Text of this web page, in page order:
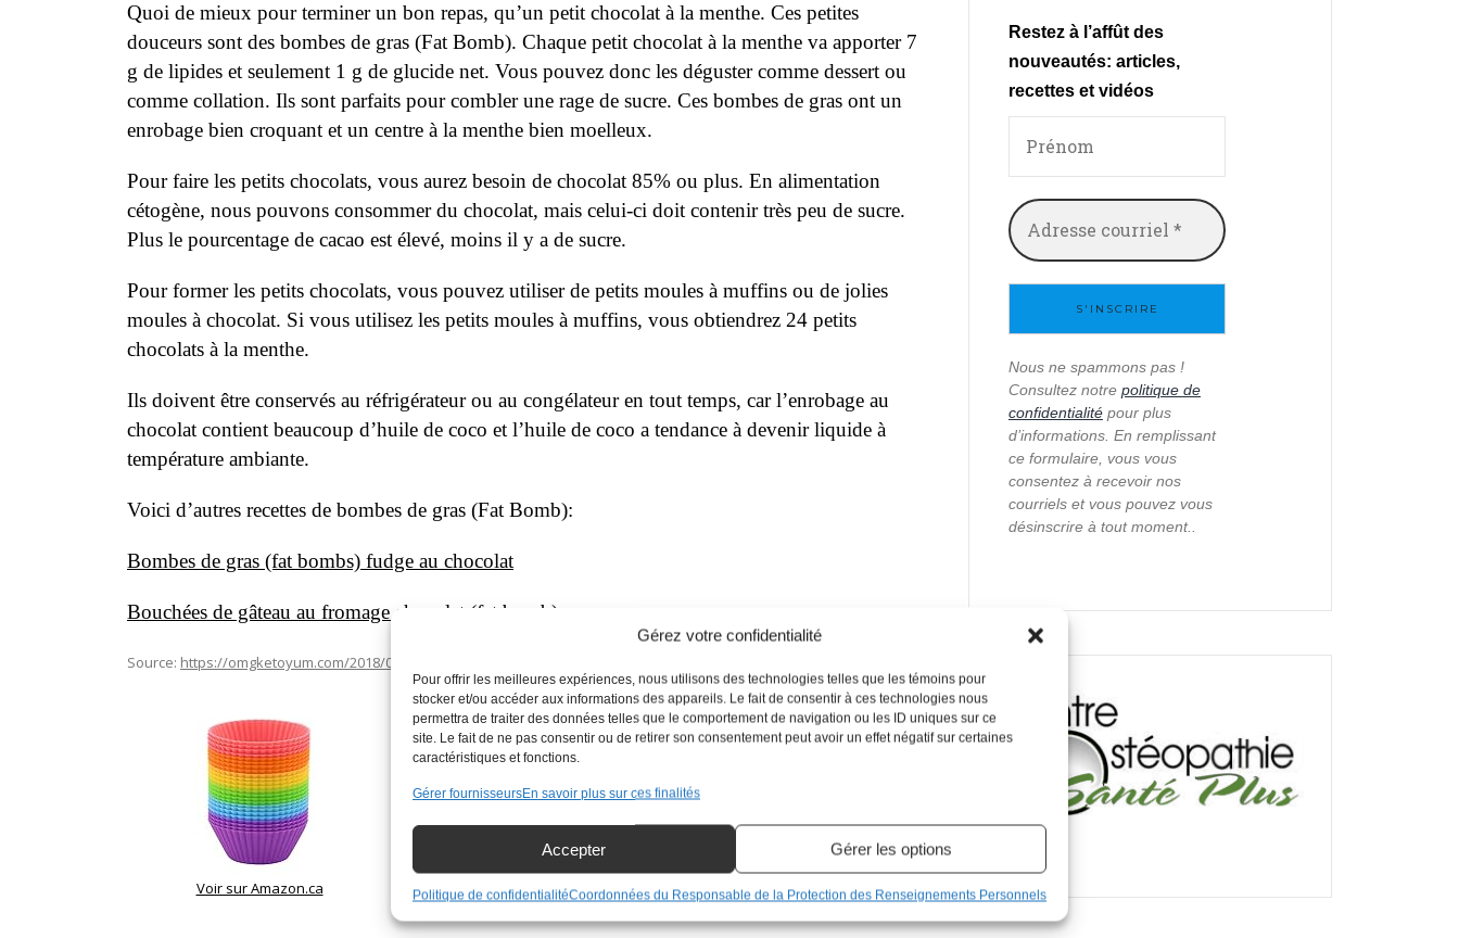
Gérez votre confidentialité
Pour offrir les meilleures expériences, nous utilisons des technologies telles que les témoins pour
stocker et/ou accéder aux informations des appareils. Le fait de consentir à ces technologies nous
permettra de traiter des données telles que le comportement de navigation ou les ID uniques sur ce
site. Le fait de ne pas consentir ou de retirer son consentement peut avoir un effet négatif sur certaines
caractéristiques et fonctions.
Gérer fournisseursEn savoir plus sur ces finalités
Accepter Gérer les options
Politique de confidentialitéCoordonnées du Responsable de la Protection des Renseignements Personnels
Quoi de mieux pour terminer un bon repas, qu’un petit chocolat à la menthe. Ces petites
douceurs sont des bombes de gras (Fat Bomb). Chaque petit chocolat à la menthe va apporter 7
g de lipides et seulement 1 g de glucide net. Vous pouvez donc les déguster comme dessert ou
comme collation. Ils sont parfaits pour combler une rage de sucre. Ces bombes de gras ont un
enrobage bien croquant et un centre à la menthe bien moelleux.
Pour faire les petits chocolats, vous aurez besoin de chocolat 85% ou plus. En alimentation
cétogène, nous pouvons consommer du chocolat, mais celui-ci doit contenir très peu de sucre.
Plus le pourcentage de cacao est élevé, moins il y a de sucre.
Pour former les petits chocolats, vous pouvez utiliser de petits moules à muffins ou de jolies
moules à chocolat. Si vous utilisez les petits moules à muffins, vous obtiendrez 24 petits
chocolats à la menthe.
Ils doivent être conservés au réfrigérateur ou au congélateur en tout temps, car l’enrobage au
chocolat contient beaucoup d’huile de coco et l’huile de coco a tendance à devenir liquide à
température ambiante.
Voici d’autres recettes de bombes de gras (Fat Bomb):
Bombes de gras (fat bombs) fudge au chocolat
Bouchées de gâteau au fromage chocolat (fat bomb)
Source: https://omgketoyum.com/2018/03/21/chocolate-mint-fat-bombs/
Voir sur Amazon.ca Voir sur Amazon.ca Voir sur Amazon.ca
Farine de coco
Voir sur Amazon.ca
Restez à l’affût des
nouveautés: articles,
recettes et vidéos
Nous ne spammons pas !
Consultez notre politique de
confidentialité pour plus
d’informations. En remplissant
ce formulaire, vous vous
consentez à recevoir nos
courriels et vous pouvez vous
désinscrire à tout moment..